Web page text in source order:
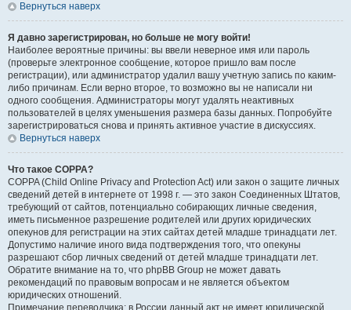
Вернуться наверх
Я давно зарегистрирован, но больше не могу войти!
Наиболее вероятные причины: вы ввели неверное имя или пароль
(проверьте электронное сообщение, которое пришло вам после
регистрации), или администратор удалил вашу учетную запись по каким-
либо причинам. Если верно второе, то возможно вы не написали ни
одного сообщения. Администраторы могут удалять неактивных
пользователей в целях уменьшения размера базы данных. Попробуйте
зарегистрироваться снова и принять активное участие в дискуссиях.
Вернуться наверх
Что такое COPPA?
COPPA (Child Online Privacy and Protection Act) или закон о защите личных
сведений детей в интернете от 1998 г. — это закон Соединенных Штатов,
требующий от сайтов, потенциально собирающих личные сведения,
иметь письменное разрешение родителей или других юридических
опекунов для регистрации на этих сайтах детей младше тринадцати лет.
Допустимо наличие иного вида подтверждения того, что опекуны
разрешают сбор личных сведений от детей младше тринадцати лет.
Обратите внимание на то, что phpBB Group не может давать
рекомендаций по правовым вопросам и не является объектом
юридических отношений.
Примечание переводчика: в России данный акт не имеет юридической